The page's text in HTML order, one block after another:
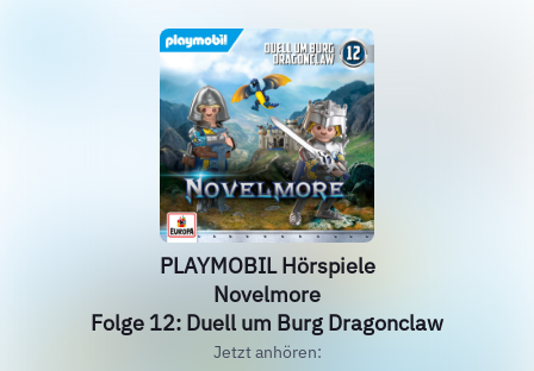
PLAYMOBIL Hörspiele
Novelmore
Folge 12: Duell um Burg Dragonclaw
Jetzt anhören: